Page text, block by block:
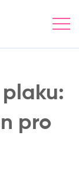
plaku:
pro